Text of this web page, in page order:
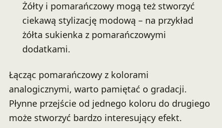
Żółty i pomarańczowy mogą też stworzyć
ciekawą stylizację modową – na przykład
żółta sukienka z pomarańczowymi
dodatkami.
Łącząc pomarańczowy z kolorami
analogicznymi, warto pamiętać o gradacji.
Płynne przejście od jednego koloru do drugiego
może stworzyć bardzo interesujący efekt.